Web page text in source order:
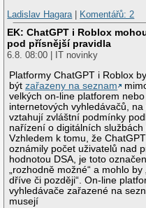
Ladislav Hagara
Komentářů: 2
EK: ChatGPT i Roblox
pod přísnější pravidla
6.8. 08:00 | IT novinky
Platformy ChatGPT i Roblox
býtzařazeny na seznam
velkých on-line platforem nebo
internetových vyhledávačů, na
vztahují zvláštní podmínky
nařízení o digitálních službách
Vzhledem k tomu, že
oznámily počet uživatelů nad
hodnotou DSA, je toto
„rozhodně možné“ a mohlo by
dříve či později“. On-line
vyhledávače zařazené na
musejí